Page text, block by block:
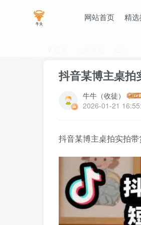
网站首页 精
抖音某博主桌拍
牛牛（收徒）
2026-01-21
抖音某博主桌拍实拍